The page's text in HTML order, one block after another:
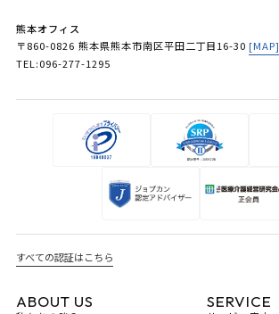
熊本オフィス
〒860-0826 熊本県熊本市南区平田二丁目16-30 [MAP]
TEL:096-277-1295
すべての認証はこちら
ABOUT US SERVICE